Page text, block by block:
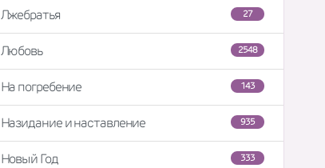
27
Лжебратья
2548
Любовь
143
На погребение
935
Назидание и наставление
333
Новый Год